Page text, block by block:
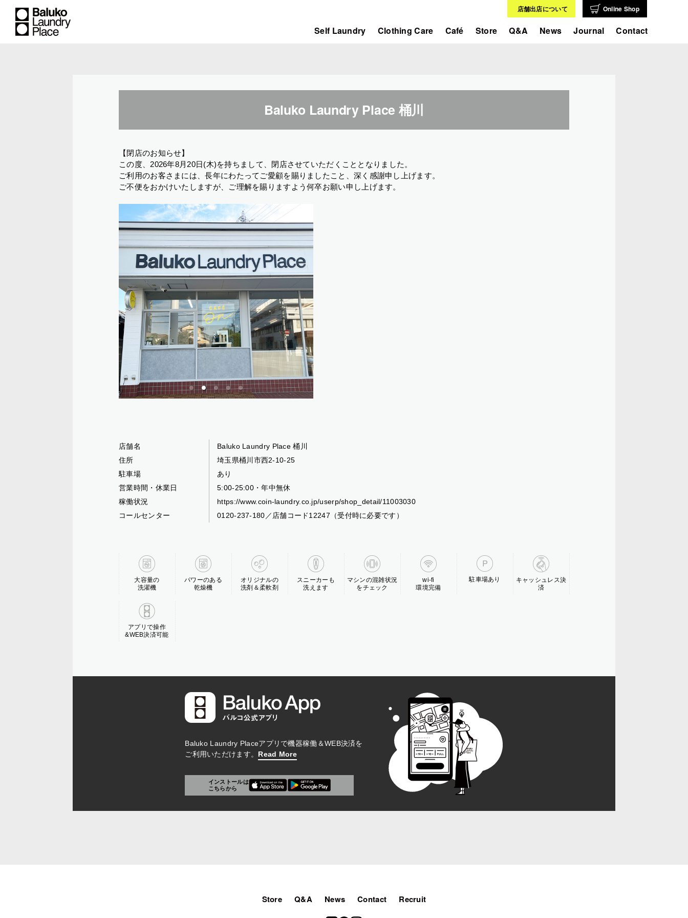
Self Laundry Clothing Care Café Store Q&A News Journal Contact
店舗出店について Online Shop
Baluko Laundry Place 桶川
【閉店のお知らせ】
この度、2026年8月20日(木)を持ちまして、閉店させていただくこととなりました。
ご利用のお客さまには、長年にわたってご愛顧を賜りましたこと、深く感謝申し上げます。
ご不便をおかけいたしますが、ご理解を賜りますよう何卒お願い申し上げます。
店舗名
Baluko Laundry Place 桶川
住所
埼玉県桶川市西2-10-25
駐車場
あり
営業時間・休業日
5:00-25:00・年中無休​
稼働状況
https://www.coin-laundry.co.jp/userp/shop_detail/11003030
コールセンター
0120-237-180／店舗コード12247（受付時に必要です）
大容量の
洗濯機
パワーのある
乾燥機
オリジナルの
洗剤＆柔軟剤
スニーカーも
洗えます
マシンの混雑状況
をチェック
wi-fi
環境完備
駐車場あり
キャッシュレス決
済
アプリで操作
&WEB決済可能
Baluko Laundry Placeアプリで機器稼働＆WEB決済を
ご利用いただけます。 Read More
インストールは
こちらから
Store Q&A News Contact Recruit